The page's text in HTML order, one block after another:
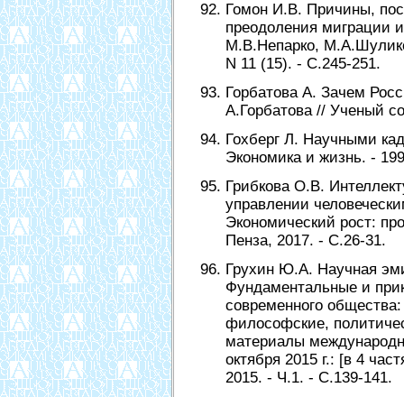
Гомон И.В. Причины,
преодоления миграции
М.В.Непарко,
N 11 (15). - С.245-251.
Горбатова А. Зачем
А.Горбатова // Ученый
Гохберг Л. Научными
Экономика и жизнь. -
Грибкова О.В.
управлении
Экономический рост:
Пенза, 2017. - С.26-31.
Грухин Ю.А. Научная
Фундаментальные и
современного
философские,
материалы
октября 2015 г.: [в 4
2015. - Ч.1. - С.139-141.